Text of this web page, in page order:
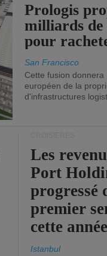
Prologis
milliards
pour
San Francisco
Cette fusion
européen de la
d'infrastructures
Les
Port
progressé
premier
cette
Istanbul